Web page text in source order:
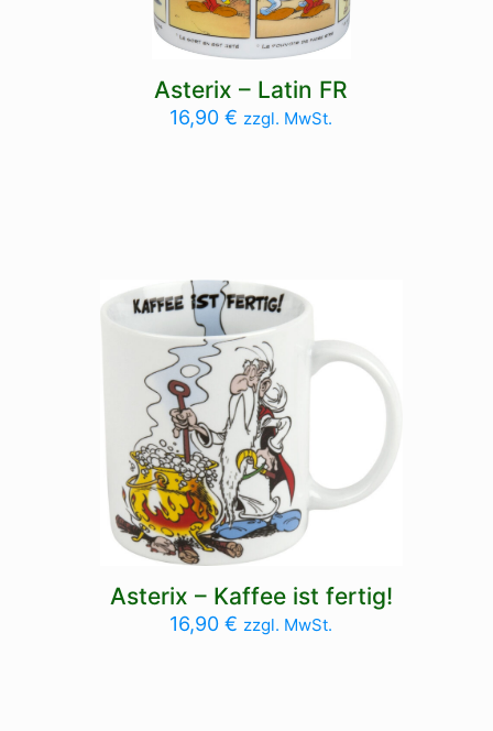
Asterix – Latin FR
16,90€ zzgl. MwSt.
Asterix – Kaffee ist fertig!
16,90€ zzgl. MwSt.